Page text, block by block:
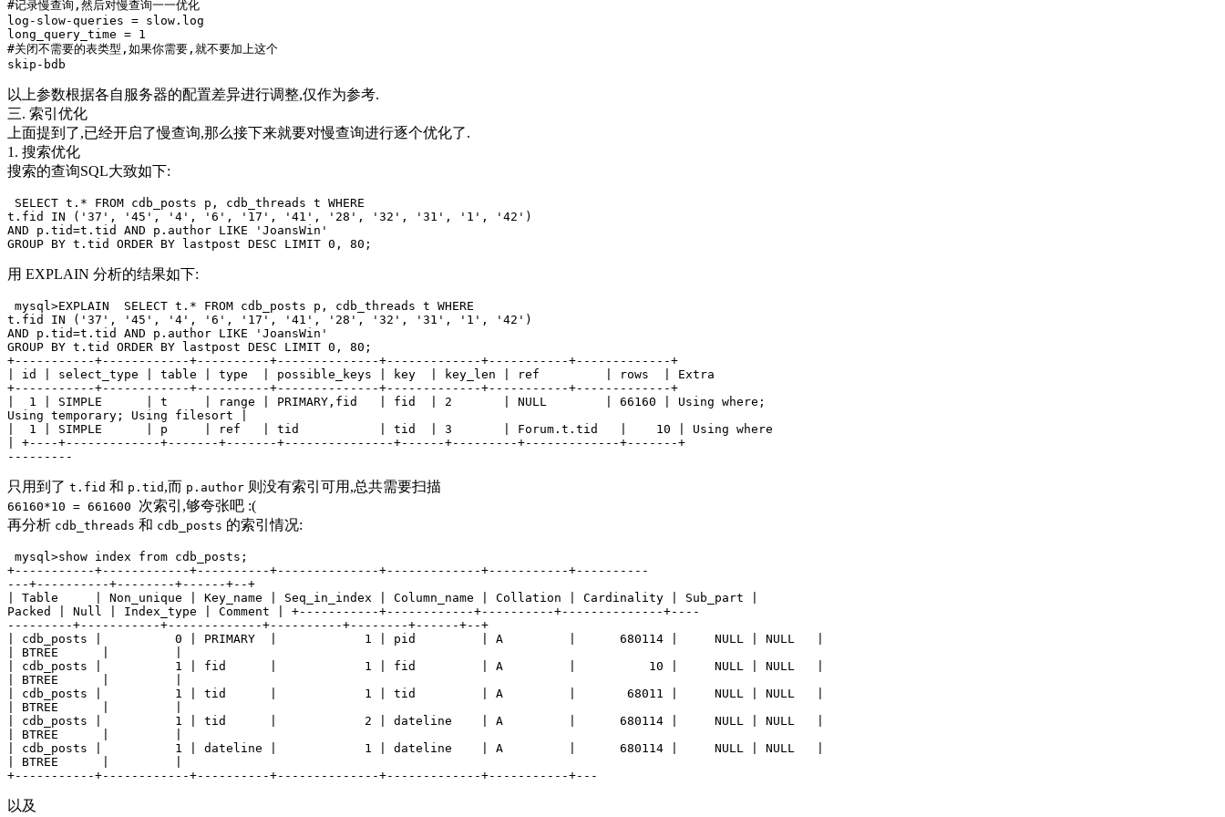
#记录慢查询,然后对慢查询一一优化
log-slow-queries = slow.log
long_query_time = 1
#关闭不需要的表类型,如果你需要,就不要加上这个
以上参数根据各自服务器的配置差异进行调整,仅作为参考.
三. 索引优化
上面提到了,已经开启了慢查询,那么接下来就要对慢查询进行逐个优化了.
1. 搜索优化
搜索的查询SQL大致如下:
SELECT t.* FROM cdb_posts p, cdb_threads t WHERE
t.fid IN ('37', '45', '4', '6', '17', '41', '28', '32', '31', '1', '42')
AND p.tid=t.tid AND p.author LIKE 'JoansWin'
用 EXPLAIN 分析的结果如下:
mysql>EXPLAIN  SELECT t.* FROM cdb_posts p, cdb_threads t WHERE
t.fid IN ('37', '45', '4', '6', '17', '41', '28', '32', '31', '1', '42')
AND p.tid=t.tid AND p.author LIKE 'JoansWin'
GROUP BY t.tid ORDER BY lastpost DESC LIMIT 0, 80;
+-----------+------------+----------+--------------+-------------+-----------+-------------+
| id | select_type | table | type  | possible_keys | key  | key_len | ref         | rows  | Extra
+-----------+------------+----------+--------------+-------------+-----------+-------------+
|  1 | SIMPLE      | t     | range | PRIMARY,fid   | fid  | 2       | NULL        | 66160 | Using where;
Using temporary; Using filesort |
|  1 | SIMPLE      | p     | ref   | tid           | tid  | 3       | Forum.t.tid   |    10 | Using where
| +----+-------------+-------+-------+---------------+------+---------+-------------+-------+
只用到了 t.fid 和 p.tid ,而 p.author 则没有索引可用,总共需要扫描
66160*10 = 661600 次索引,够夸张吧 :(
再分析 cdb_threads 和 cdb_posts 的索引情况:
mysql>show index from cdb_posts;
+-----------+------------+----------+--------------+-------------+-----------+----------
---+----------+--------+------+--+
| Table     | Non_unique | Key_name | Seq_in_index | Column_name | Collation | Cardinality | Sub_part |
Packed | Null | Index_type | Comment | +-----------+------------+----------+--------------+----
---------+-----------+-------------+----------+--------+------+--+
| cdb_posts |          0 | PRIMARY  |            1 | pid         | A         |      680114 |     NULL | NULL   |
| BTREE      |         |
| cdb_posts |          1 | fid      |            1 | fid         | A         |          10 |     NULL | NULL   |
| BTREE      |         |
| cdb_posts |          1 | tid      |            1 | tid         | A         |       68011 |     NULL | NULL   |
| BTREE      |         |
| cdb_posts |          1 | tid      |            2 | dateline    | A         |      680114 |     NULL | NULL   |
| BTREE      |         |
| cdb_posts |          1 | dateline |            1 | dateline    | A         |      680114 |     NULL | NULL   |
| BTREE      |         |
以及